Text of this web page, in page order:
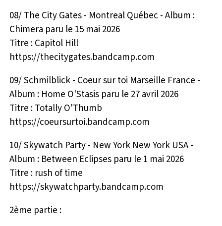
08/ The City Gates - Montreal Québec - Album :
Chimera paru le 15 mai 2026
Titre : Capitol Hill
https://thecitygates.bandcamp.com
09/ Schmilblick - Coeur sur toi Marseille France -
Album : Home O'Stasis paru le 27 avril 2026
Titre : Totally O'Thumb
https://coeursurtoi.bandcamp.com
10/ Skywatch Party - New York New York USA -
Album : Between Eclipses paru le 1 mai 2026
Titre : rush of time
https://skywatchparty.bandcamp.com
2ème partie :